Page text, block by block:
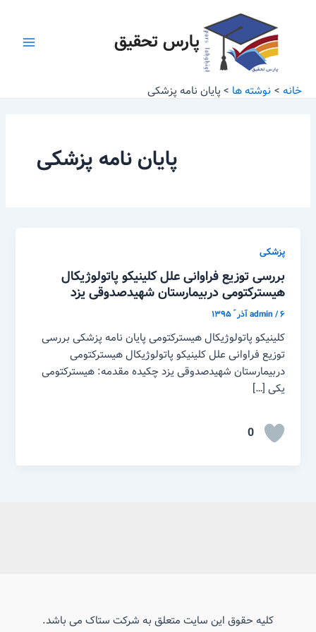
پارس تحقیق
خانه نوشته ها پایان نامه پزشکی
پایان نامه پزشکی
پزشکی
بررسی توزیع فراوانی علل کلینیکو پاتولوژیکال
هیسترکتومی دربیمارستان شهیدصدوقی یزد
admin/۶ آذر ّ ۱۳۹۵
کلینیکو پاتولوژیکال هیسترکتومی پایان نامه پزشکی بررسی
توزیع فراوانی علل کلینیکو پاتولوژیکال هیسترکتومی
دربیمارستان شهیدصدوقی یزد چکیده مقدمه: هیسترکتومی
یکی […]
0
کلیه حقوق این سایت متعلق به شرکت ستاک می باشد.